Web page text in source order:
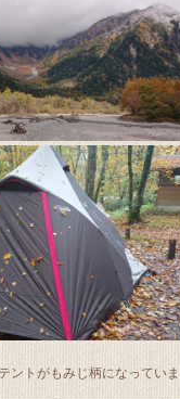
ントがもみじ柄になっていま